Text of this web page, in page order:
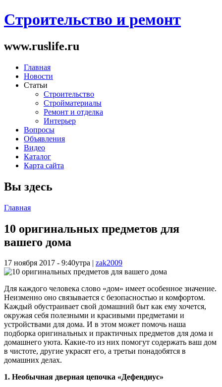
Строительство и ремонт
www.ruslife.ru
Главная
Новости
Статьи
Строительство
Стройматериалы
Ремонт и отделка
Интерьер
Вопросы
Объявления
Видео
Каталог
Карта сайта
Вы здесь
Главная
10 оригинальных предметов для
вашего дома
17 ноября 2017 - 9:40утра | zak2009
Для каждого человека слово «дом» имеет особенное значение.
Неизменно оно связывается с безопасностью и комфортом.
Каждый обустраивает свой домашний быт как ему хочется,
окружая себя полезными и красивыми предметами и
устройствами для дома. И в этом может помочь наша
подборка оригинальных и практичных предметов для дома и
домашнего уюта. Какие-то из них помогут содержать ваш дом
в чистоте, другие украсят его, а третьи понадобятся в
домашних делах.
1. Необычная дверная цепочка «Дефендиус»